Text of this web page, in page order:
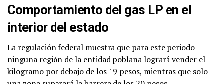
Comportamiento del gas LP en el
interior del estado
La regulación federal muestra que para este periodo
ninguna región de la entidad poblana logrará vender el
kilogramo por debajo de los 19 pesos, mientras que solo